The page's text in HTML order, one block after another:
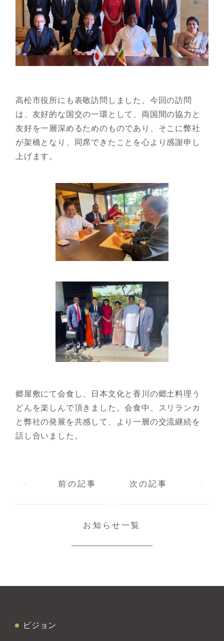
高松市役所にも表敬訪問しました。今回の訪問
は、友好的な国交の一環として、両国間の協力と
友好を一層深めるためのものであり、そこに弊社
が架橋となり、同席できたことを心より感謝申し
上げます。
郷屋敷にて会食し、日本文化と香川の郷土料理う
どんを楽しんで頂きました。会食中、スリランカ
と弊社の発展を共感して、より一層の交流継続を
話し合いました。
前の記事 次の記事
お知らせ一覧
ビジョン